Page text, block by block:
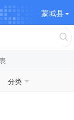
蒙城县
分类